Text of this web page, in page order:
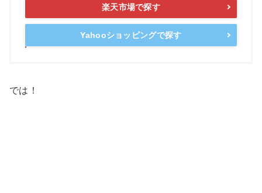
楽天市場で探す
Yahooショッピングで探す
では！